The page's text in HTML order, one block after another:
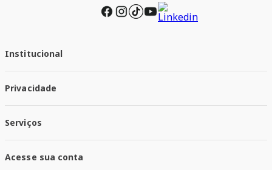
Institucional
Trabalhe conosco
Responsabilidade Social
Nossas Lojas
Privacidade
Política de Entrega
Trocas e Devoluções
Serviços
Santa Mais Exames
Acesse sua conta